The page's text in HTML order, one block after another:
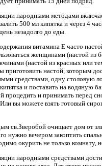
народными методами
500 мл кипятка и через 4
незадолго до еды.
витамина Е часто
женщинами (настой из
(настой из красных или
приготовить настой, которым
средствами, одну столовую
и поставить на водяную
процедить и принимать перед
вы можете взять готовый
св.Зверобой очищает дом от
нужно вечером закоптить
окурить не только комнату,
народными средствами